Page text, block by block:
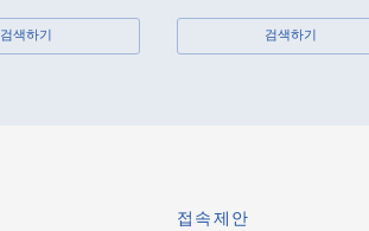
검색하기 검색하기
접속제안